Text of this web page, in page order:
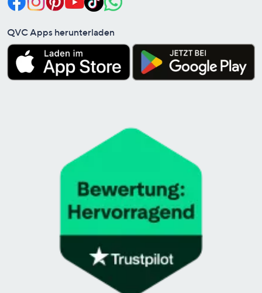
QVC Apps herunterladen